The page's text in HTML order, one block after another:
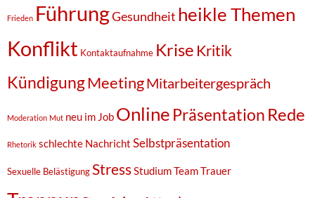
Frieden FührungGesundheit heikle Themen
Konflikt Kontaktaufnahme Krise Kritik
KündigungMeetingMitarbeitergespräch
Moderation Mut neu im Job Online Präsentation Rede
Rhetorik schlechte Nachricht Selbstpräsentation
Sexuelle BelästigungStressStudiumTeamTrauer